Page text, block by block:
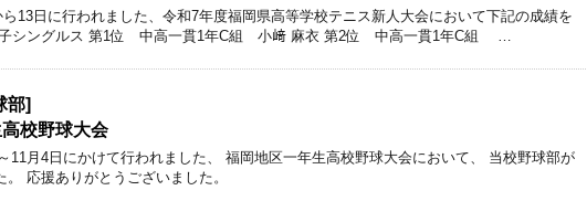
13日に行われました、令和7年度福岡県高等学校テニス新人大会において下記の成績を
子シングルス 第1位 中高一貫1年C組 小﨑 麻衣 第2位 中高一貫1年C組 …
部]
校野球大会
11月4日にかけて行われました、 福岡地区一年生高校野球大会において、 当校野球部が
応援ありがとうございました。